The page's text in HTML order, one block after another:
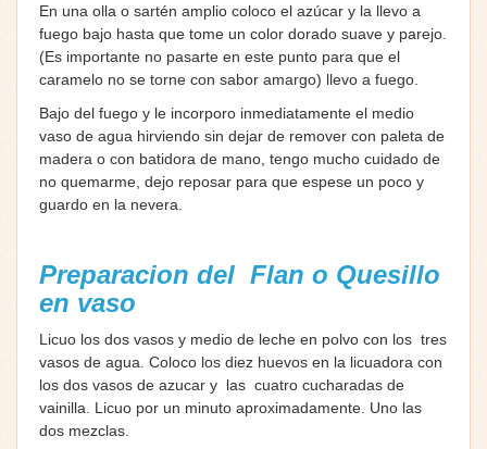
En una olla o sartén amplio coloco el azúcar y la llevo a
fuego bajo hasta que tome un color dorado suave y parejo.
(Es importante no pasarte en este punto para que el
caramelo no se torne con sabor amargo) llevo a fuego.
Bajo del fuego y le incorporo inmediatamente el medio
vaso de agua hirviendo sin dejar de remover con paleta de
madera o con batidora de mano, tengo mucho cuidado de
no quemarme, dejo reposar para que espese un poco y
guardo en la nevera.
Preparacion del Flan o Quesillo
en vaso
Licuo los dos vasos y medio de leche en polvo con los tres
vasos de agua. Coloco los diez huevos en la licuadora con
los dos vasos de azucar y las cuatro cucharadas de
vainilla. Licuo por un minuto aproximadamente. Uno las
dos mezclas.